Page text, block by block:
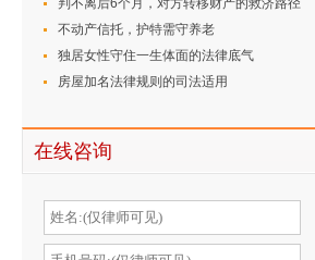
判不离后6个月，对方转移财产的救济路径
不动产信托，护特需守养老
独居女性守住一生体面的法律底气
房屋加名法律规则的司法适用
在线咨询